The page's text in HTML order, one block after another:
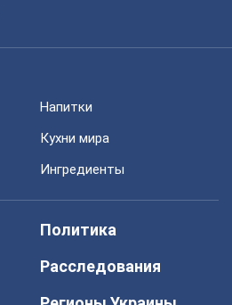
Напитки
Кухни мира
Ингредиенты
Политика
Расследования